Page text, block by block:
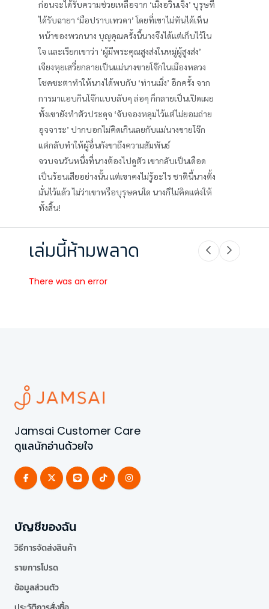
ก่อนจะได้รับความช่วยเหลือจาก ‘เมิ่งอวิ๋นเจิง’ บุรุษที่
ได้รับฉายา ‘มือปราบเทวดา’ โดยที่เขาไม่ทันได้เห็น
หน้าของพวกนาง บุญคุณครั้งนี้นางจึงได้แต่เก็บไว้ใน
ใจ และเรียกเขาว่า ‘ผู้มีพระคุณสูงส่งในหมู่ผู้สูงส่ง’
เจียงหุยเสวี่ยกลายเป็นแม่นางขายโจ๊กในเมืองหลวง
โชคชะตาทำให้นางได้พบกับ ‘ท่านเมิ่ง’ อีกครั้ง จาก
การมาแอบกินโจ๊กแบบลับๆ ล่อๆ ก็กลายเป็นเปิดเผย
ทั้งเขายังทำตัวประดุจ ‘จับจองหลุมไว้แต่ไม่ยอมถ่าย
อุจจาระ’ ปากบอกไม่คิดเกินเลยกับแม่นางขายโจ๊ก
แต่กลับทำให้ผู้อื่นกังขาถึงความสัมพันธ์
จวบจนวันหนึ่งที่นางต้องไปดูตัว เขากลับเป็นเดือด
เป็นร้อนเสียอย่างนั้น แต่เขาคงไม่รู้อะไร ชาตินี้นางตั้ง
มั่นไว้แล้ว ไม่ว่าเขาหรือบุรุษคนใด นางก็ไม่คิดแต่งให้
ทั้งสิ้น!
เล่มนี้ห้ามพลาด
There was an error
Jamsai Customer Care
ดูแลนักอ่านด้วยใจ
บัญชีของฉัน
วิธีการจัดส่งสินค้า
รายการโปรด
ข้อมูลส่วนตัว